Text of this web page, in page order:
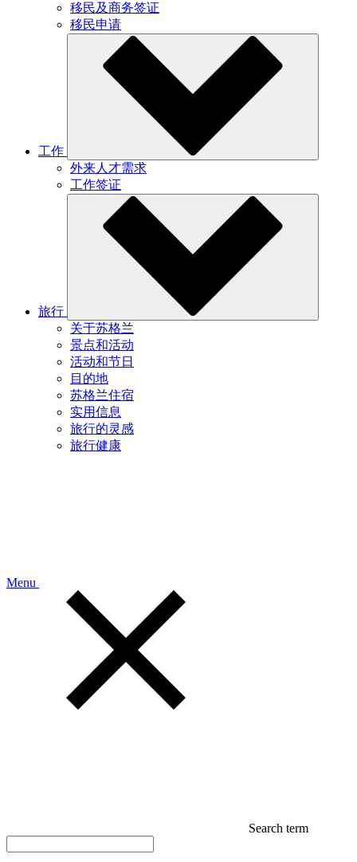
移民及商务签证
移民申请
工作
外来人才需求
工作签证
旅行
关于苏格兰
景点和活动
活动和节日
目的地
苏格兰住宿
实用信息
旅行的灵感
旅行健康
Menu
Search term